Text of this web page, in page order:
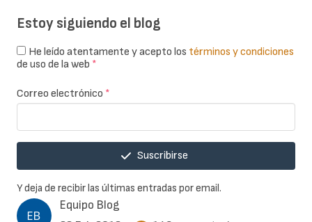
Equipo Blog
Estoy siguiendo el blog
He leído atentamente y acepto los términos y condiciones
de uso de la web *
Correo electrónico *
Suscribirse
Y deja de recibir las últimas entradas por email.